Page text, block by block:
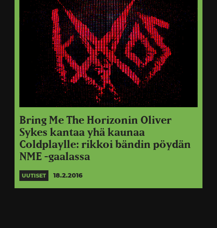
Bring Me The Horizonin Oliver
Sykes kantaa yhä kaunaa
Coldplaylle: rikkoi bändin pöydän
NME -gaalassa
UUTISET 18.2.2016